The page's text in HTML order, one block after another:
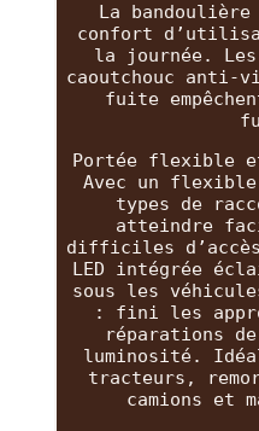
La
confort
la journée.
caoutchouc
fuite
Portée flexible
Avec un
types de
atteindre
difficiles
LED intégrée
sous les
: fini les
réparations
luminosité.
tracteurs,
camions et